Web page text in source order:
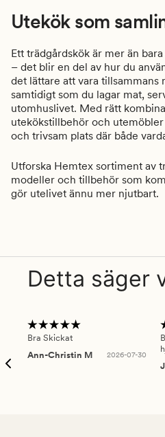
Utekök som
Ett trädgårdskök är mer än
– det blir en del av hur du
det lättare att vara tillsammans
samtidigt som du lagar mat,
utomhuslivet. Med rätt
utekökstillbehör och
och trivsam plats där både
Utforska Hemtex sortiment av
modeller och tillbehör som
gör utelivet ännu mer njutbart.
Detta säger
Bra Skickat
Ann-Christin M
2026-07-30